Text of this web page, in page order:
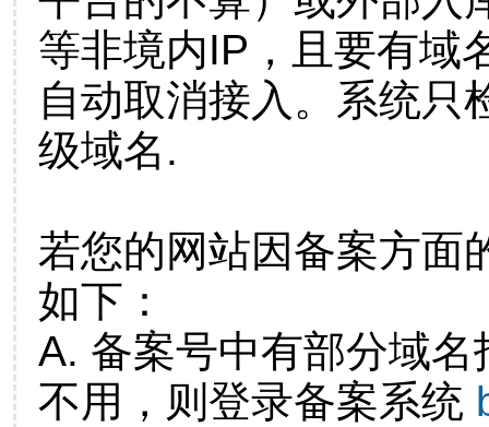
等非境内IP，且要有域
自动取消接入。系统只
级域名.
若您的网站因备案方面
如下：
A. 备案号中有部分域
不用，则登录备案系统